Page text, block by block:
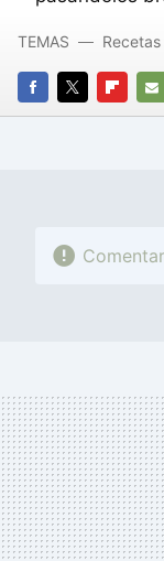
FACEBOOK
TWITTER
E-
TEMAS